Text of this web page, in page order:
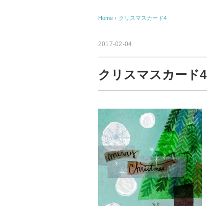
Home › クリスマスカード4
2017-02-04
クリスマスカード4